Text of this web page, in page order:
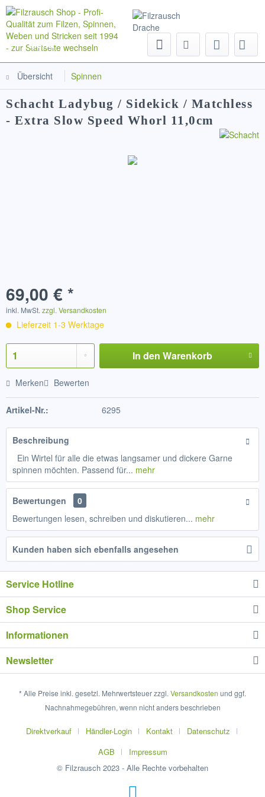
Menü
Übersicht Spinnen
Schacht Ladybug / Sidekick / Matchless
- Extra Slow Speed Whorl 11,0cm
69,00 € *
inkl. MwSt. zzgl. Versandkosten
Lieferzeit 1-3 Werktage
In den Warenkorb
Merken Bewerten
Artikel-Nr.: 6295
Beschreibung
Ein Wirtel für alle die etwas langsamer und dickere Garne
spinnen möchten. Passend für... mehr
Bewertungen
0
Bewertungen lesen, schreiben und diskutieren... mehr
Kunden haben sich ebenfalls angesehen
Service Hotline
Shop Service
Informationen
Newsletter
* Alle Preise inkl. gesetzl. Mehrwertsteuer zzgl. Versandkosten und ggf.
Nachnahmegebühren, wenn nicht anders beschrieben
Direktverkauf Händler-Login Kontakt
Datenschutz
AGB
Impressum
© Filzrausch 2023 - Alle Rechte vorbehalten